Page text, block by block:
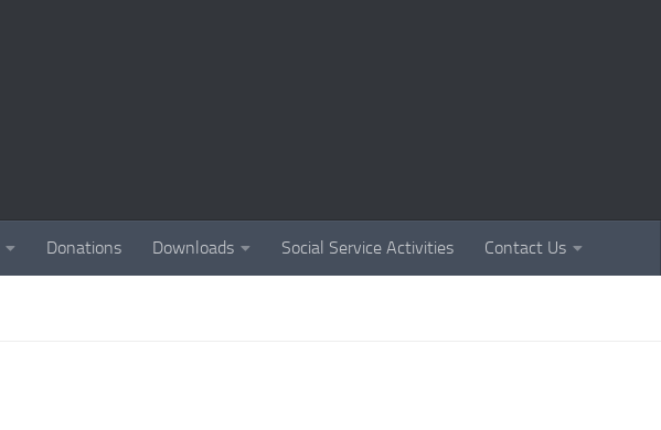
Donations Downloads Social Service Activities Contact Us